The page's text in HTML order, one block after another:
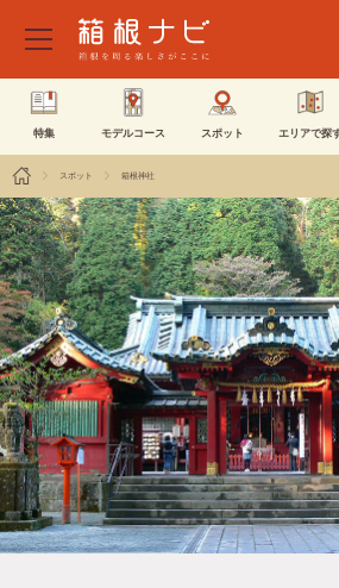
特集 モデルコース スポット エリアで探
スポット 箱根神社